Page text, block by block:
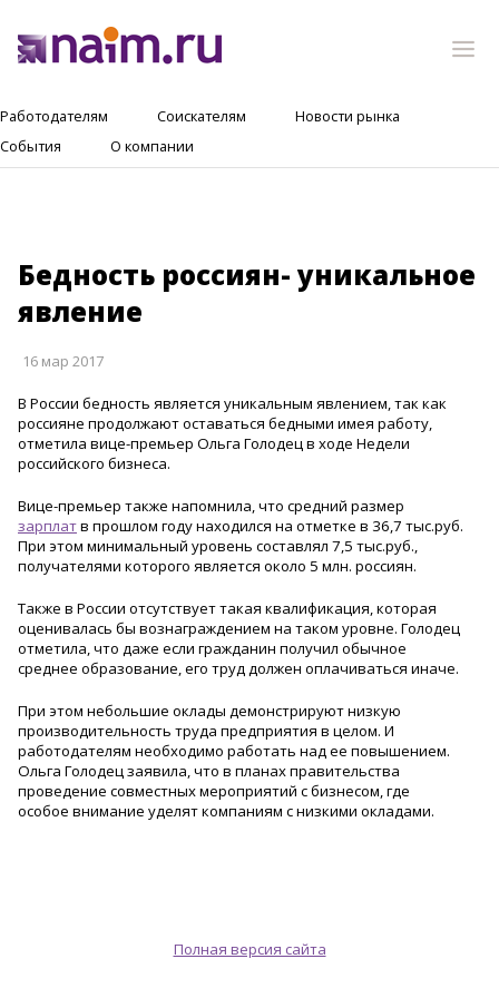
Работодателям Соискателям
Новости рынка
События
О компании
Бедность россиян- уникальное
явление
16 мар 2017
В России бедность является уникальным явлением, так как
россияне продолжают оставаться бедными имея работу,
отметила вице-премьер Ольга Голодец в ходе Недели
российского бизнеса.
Вице-премьер также напомнила, что средний размер
зарплатв прошлом году находился на отметке в 36,7 тыс.руб.
При этом минимальный уровень составлял 7,5 тыс.руб.,
получателями которого является около 5 млн. россиян.
Также в России отсутствует такая квалификация, которая
оценивалась бы вознаграждением на таком уровне. Голодец
отметила, что даже если гражданин получил обычное
среднее образование, его труд должен оплачиваться иначе.
При этом небольшие оклады демонстрируют низкую
производительность труда предприятия в целом. И
работодателям необходимо работать над ее повышением.
Ольга Голодец заявила, что в планах правительства
проведение совместных мероприятий с бизнесом, где
особое внимание уделят компаниям с низкими окладами.
Полная версия сайта